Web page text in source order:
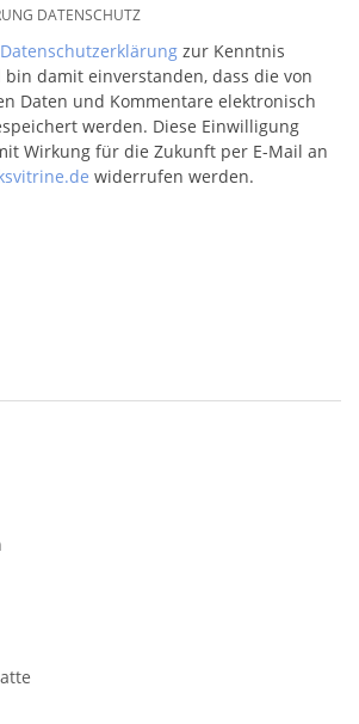
DATENSCHUTZ
Datenschutzerklärung zur Kenntnis
damit einverstanden, dass die von
Daten und Kommentare elektronisch
werden. Diese Einwilligung
Wirkung für die Zukunft per E-Mail an
widerrufen werden.